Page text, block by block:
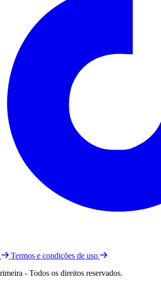
Termos e condições de uso
- Todos os direitos reservados.